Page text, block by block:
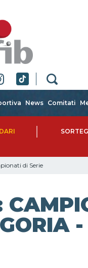
News Comitati
di Serie